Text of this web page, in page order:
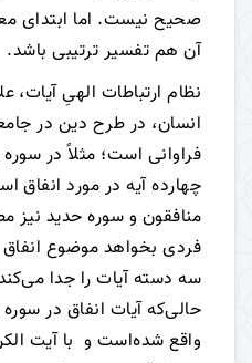
صحیح نیست. اما ابتدای
آن هم تفسیر ترتیبی باشد.
نظام ارتباطات الهیِ
انسان، در طرح دین در
چهارده آیه در مورد
منافقون و سوره حدید
فردی بخواهد موضوع انفاق
سه دسته آیات را جدا
حالی‌که آیات انفاق در
واقع شده‌است و با آیت